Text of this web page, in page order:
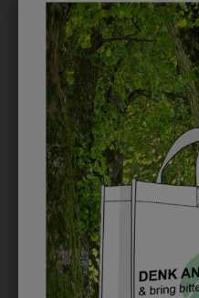
möglich.
DRUCK
Perfekt für große Logos
kostet jede Farbe extra
möglich. Waschbar bis zu
DAS